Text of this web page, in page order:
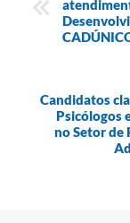
Candidatos
Psicólogos
no Setor de